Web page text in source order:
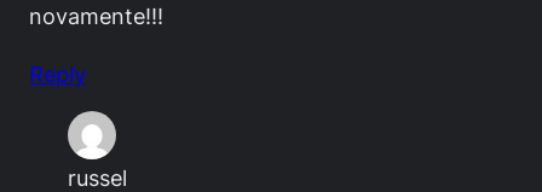
novamente!!!
Reply
russel